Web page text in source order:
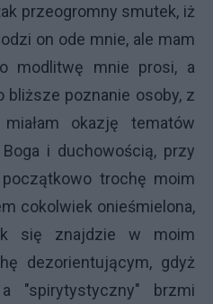
przeogromny smutek, iż
on ode mnie, ale mam
modlitwę mnie prosi, a
bliższe poznanie osoby, z
okazję tematów
i duchowością, przy
trochę moim
cokolwiek onieśmielona,
się znajdzie w moim
dezorientującym, gdyż
"spirytystyczny" brzmi